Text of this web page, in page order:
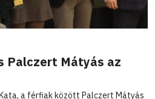
Palczert Mátyás az
a férfiak között Palczert Mátyás